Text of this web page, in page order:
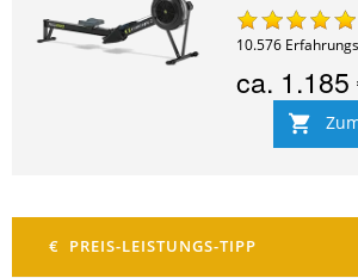
10.576
ca. 1.185